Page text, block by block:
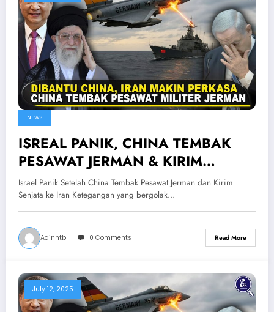
NEWS
ISREAL PANIK, CHINA TEMBAK
PESAWAT JERMAN & KIRIM
SENJATA KE IRAN — China Siap
Perang Bantu Iran
Israel Panik Setelah China Tembak Pesawat Jerman dan Kirim
Senjata ke Iran Ketegangan yang bergolak…
Adinntb 0 Comments Read More
July 12, 2025